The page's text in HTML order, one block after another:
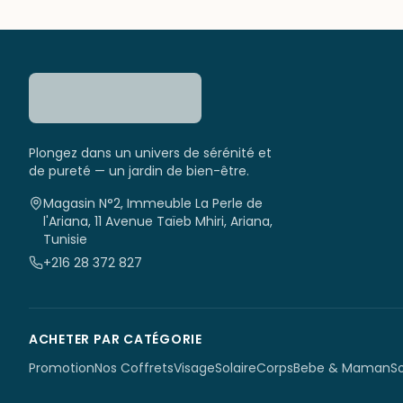
Plongez dans un univers de sérénité et
de pureté — un jardin de bien-être.
Magasin N°2, Immeuble La Perle de
l'Ariana, 11 Avenue Taïeb Mhiri, Ariana,
Tunisie
+216 28 372 827
ACHETER PAR CATÉGORIE
PromotionNos CoffretsVisageSolaireCorpsBebe & Maman